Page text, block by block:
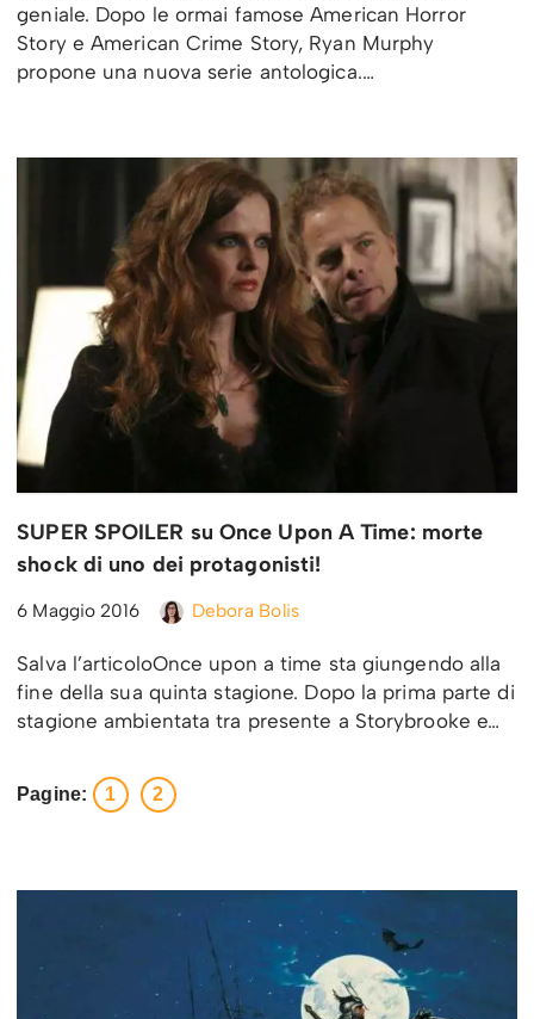
geniale. Dopo le ormai famose American Horror
Story e American Crime Story, Ryan Murphy
propone una nuova serie antologica.…
SUPER SPOILER su Once Upon A Time: morte
shock di uno dei protagonisti!
6 Maggio 2016 Debora Bolis
Salva l’articoloOnce upon a time sta giungendo alla
fine della sua quinta stagione. Dopo la prima parte di
stagione ambientata tra presente a Storybrooke e…
Pagine: 1 2